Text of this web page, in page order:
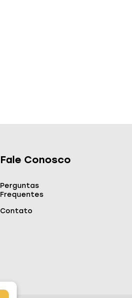
Fale Conosco
Perguntas
Frequentes
Contato